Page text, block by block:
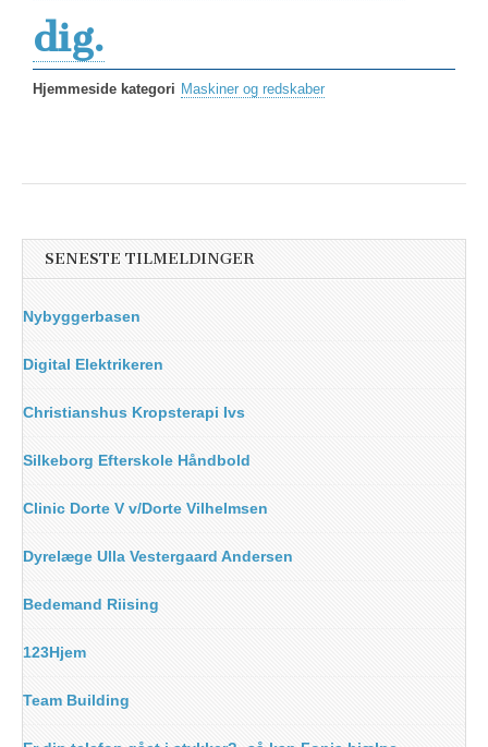
dig.
Hjemmeside kategori Maskiner og redskaber
SENESTE TILMELDINGER
Nybyggerbasen
Digital Elektrikeren
Christianshus Kropsterapi Ivs
Silkeborg Efterskole Håndbold
Clinic Dorte V v/Dorte Vilhelmsen
Dyrelæge Ulla Vestergaard Andersen
Bedemand Riising
123Hjem
Team Building